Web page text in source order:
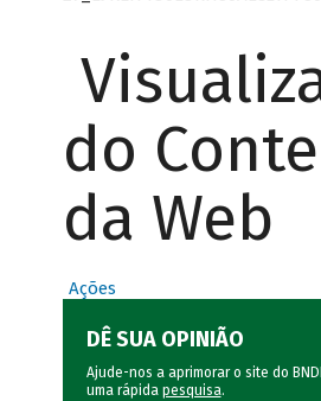
do
da Web
Ações
DÊ SUA OPINIÃO
Ajude-nos a aprimorar o site do
uma rápida pesquisa.